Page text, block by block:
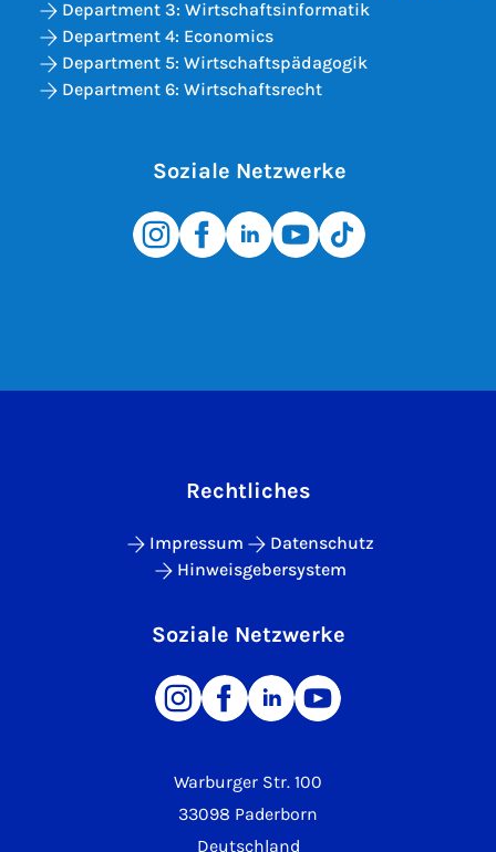
Department 3: Wirtschaftsinformatik
Department 4: Economics
Department 5: Wirtschaftspädagogik
Department 6: Wirtschaftsrecht
Soziale Netzwerke
Warburger Str. 100
33098 Paderborn
Deutschland
Rechtliches
Impressum
Datenschutz
Hinweisgebersystem
Soziale Netzwerke